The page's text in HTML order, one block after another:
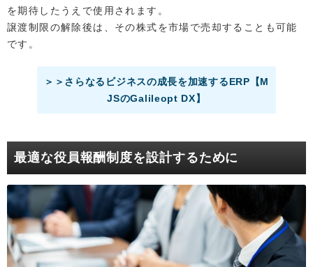
を期待したうえで使用されます。
譲渡制限の解除後は、その株式を市場で売却することも可能
です。
＞＞さらなるビジネスの成長を加速するERP【M
JSのGalileopt DX】
最適な役員報酬制度を設計するために